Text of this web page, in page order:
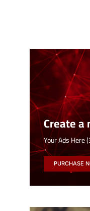
Create
Your Ads Here
PURCHASE